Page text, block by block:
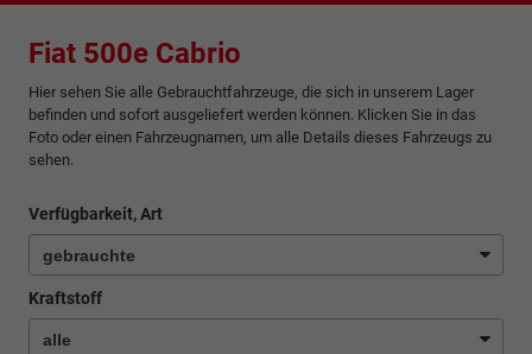
Fiat 500e Cabrio
Hier sehen Sie alle Gebrauchtfahrzeuge, die sich in unserem Lager
befinden und sofort ausgeliefert werden können. Klicken Sie in das
Foto oder einen Fahrzeugnamen, um alle Details dieses Fahrzeugs zu
sehen.
Verfügbarkeit, Art
Kraftstoff